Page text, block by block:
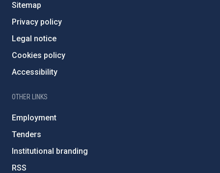
Sitemap
Privacy policy
Legal notice
Cookies policy
Accessibility
OTHER LINKS
Employment
Tenders
Institutional branding
RSS